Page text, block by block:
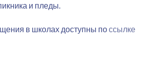
и пледы.
в школах доступны поссылке